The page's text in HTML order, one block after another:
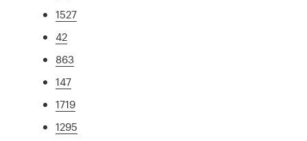
1527
42
863
147
1719
1295